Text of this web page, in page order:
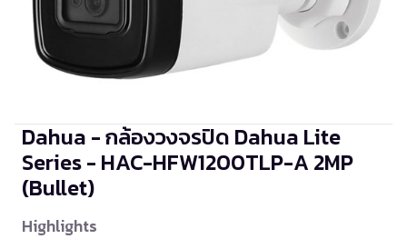
Dahua - กล้องวงจรปิด Dahua Lite
Series - HAC-HFW1200TLP-A 2MP
(Bullet)
Highlights